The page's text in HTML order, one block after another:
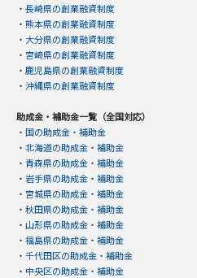
・ 長崎県の創業融資制度
・ 熊本県の創業融資制度
・ 大分県の創業融資制度
・ 宮崎県の創業融資制度
・ 鹿児島県の創業融資制度
・ 沖縄県の創業融資制度
助成金・補助金一覧（全国対応）
・ 国の助成金・補助金
・ 北海道の助成金・補助金
・ 青森県の助成金・補助金
・ 岩手県の助成金・補助金
・ 宮城県の助成金・補助金
・ 秋田県の助成金・補助金
・ 山形県の助成金・補助金
・ 福島県の助成金・補助金
・ 千代田区の助成金・補助金
・ 中央区の助成金・補助金